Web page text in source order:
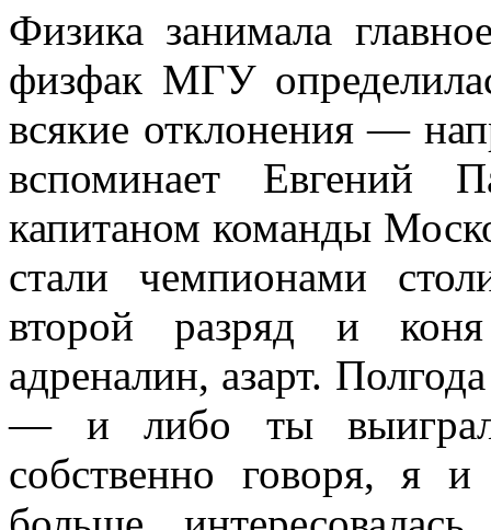
Физика занимала
физфак МГУ
всякие отклонения —
вспоминает Евгений
капитаном команды
стали чемпионами
второй разряд и
адреналин, азарт.
— и либо ты
собственно говоря, я